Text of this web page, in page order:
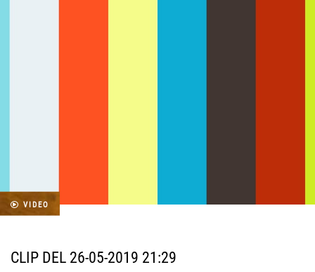
VIDEO
CLIP DEL 26-05-2019 21:29